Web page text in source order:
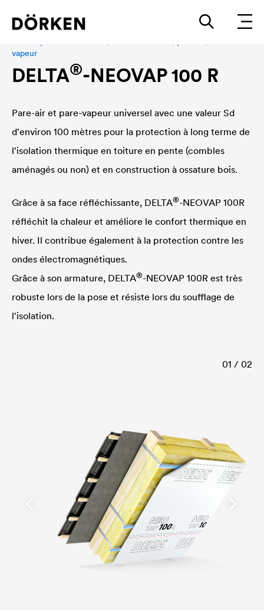
vapeur
DELTA®-NEOVAP 100 R
Pare-air et pare-vapeur universel avec une valeur Sd
d'environ 100 mètres pour la protection à long terme de
l'isolation thermique en toiture en pente (combles
aménagés ou non) et en construction à ossature bois.
Grâce à sa face réfléchissante, DELTA®-NEOVAP 100R
réfléchit la chaleur et améliore le confort thermique en
hiver. Il contribue également à la protection contre les
ondes électromagnétiques.
Grâce à son armature, DELTA®-NEOVAP 100R est très
robuste lors de la pose et résiste lors du soufflage de
l'isolation.
01 / 02